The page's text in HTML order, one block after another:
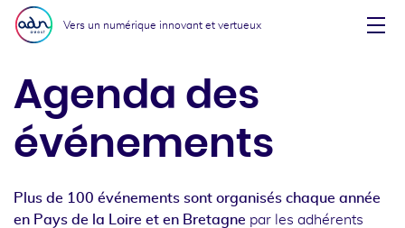
Aller au menu
Aller au contenu
Vers un numérique innovant et vertueux
Agenda des
événements
Plus de 100 événements sont organisés chaque année
en Pays de la Loire et en Bretagne par les adhérents